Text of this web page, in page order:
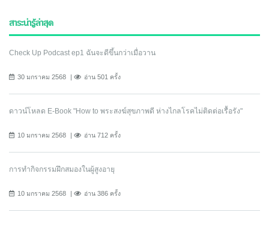
สาระน่ารู้ล่าสุด
Check Up Podcast ep1 ฉันจะดีขึ้นกว่าเมื่อวาน
30 มกราคม 2568 อ่าน 501 ครั้ง
ดาวน์โหลด E-Book "How to พระสงฆ์สุขภาพดี ห่างไกลโรคไม่ติดต่อเรื้อรัง"
10 มกราคม 2568 อ่าน 712 ครั้ง
การทำกิจกรรมฝึกสมองในผู้สูงอายุ
10 มกราคม 2568 อ่าน 386 ครั้ง